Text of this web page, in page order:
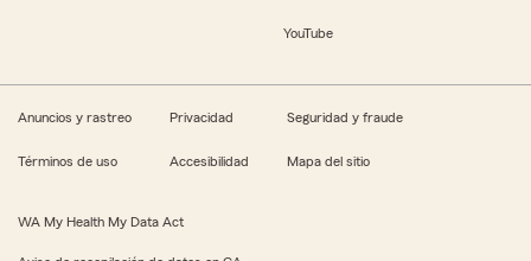
YouTube
Anuncios y rastreo Privacidad Seguridad y fraude
Términos de uso Accesibilidad Mapa del sitio
WA My Health My Data Act